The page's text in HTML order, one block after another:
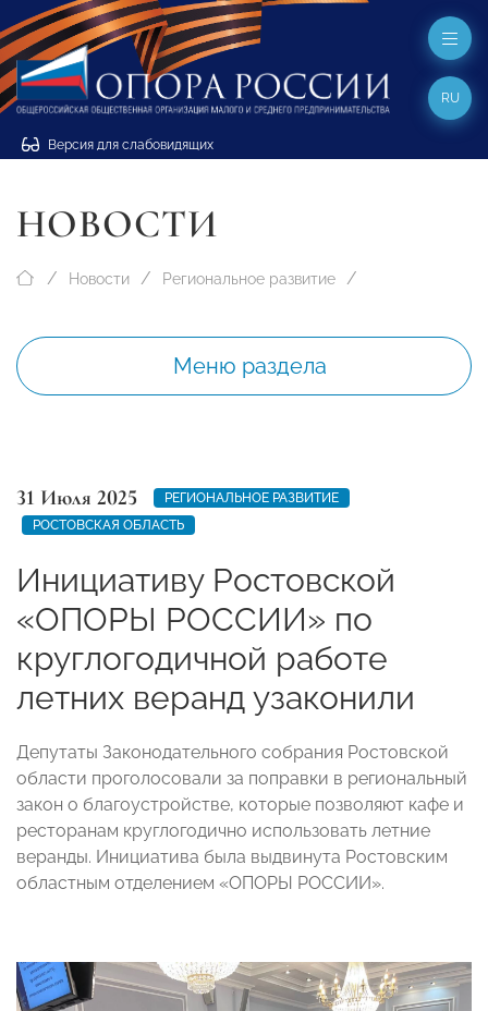
Версия для слабовидящих
RU
НОВОСТИ
Новости Региональное развитие
Меню раздела
31 Июля 2025
РЕГИОНАЛЬНОЕ РАЗВИТИЕ
РОСТОВСКАЯ ОБЛАСТЬ
Инициативу Ростовской
«ОПОРЫ РОССИИ» по
круглогодичной работе
летних веранд узаконили
Депутаты Законодательного собрания Ростовской
области проголосовали за поправки в региональный
закон о благоустройстве, которые позволяют кафе и
ресторанам круглогодично использовать летние
веранды. Инициатива была выдвинута Ростовским
областным отделением «ОПОРЫ РОССИИ».